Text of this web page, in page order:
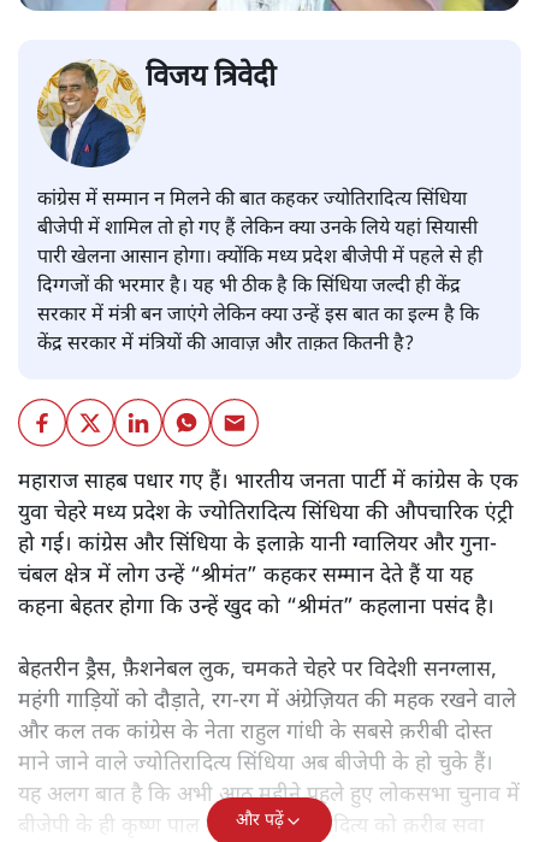
विजय त्रिवेदी
कांग्रेस में सम्मान न मिलने की बात कहकर ज्योतिरादित्य सिंधिया
बीजेपी में शामिल तो हो गए हैं लेकिन क्या उनके लिये यहां सियासी
पारी खेलना आसान होगा। क्योंकि मध्य प्रदेश बीजेपी में पहले से ही
दिग्गजों की भरमार है। यह भी ठीक है कि सिंधिया जल्दी ही केंद्र
सरकार में मंत्री बन जाएंगे लेकिन क्या उन्हें इस बात का इल्म है कि
केंद्र सरकार में मंत्रियों की आवाज़ और ताक़त कितनी है?
महाराज साहब पधार गए हैं। भारतीय जनता पार्टी में कांग्रेस के एक
युवा चेहरे मध्य प्रदेश के ज्योतिरादित्य सिंधिया की औपचारिक एंट्री
हो गई। कांग्रेस और सिंधिया के इलाक़े यानी ग्वालियर और गुना-
चंबल क्षेत्र में लोग उन्हें “श्रीमंत” कहकर सम्मान देते हैं या यह
कहना बेहतर होगा कि उन्हें खुद को “श्रीमंत” कहलाना पसंद है।
बेहतरीन ड्रैस, फ़ैशनेबल लुक, चमकते चेहरे पर विदेशी सनग्लास,
महंगी गाड़ियों को दौड़ाते, रग-रग में अंग्रेज़ियत की महक रखने वाले
और कल तक कांग्रेस के नेता राहुल गांधी के सबसे क़रीबी दोस्त
माने जाने वाले ज्योतिरादित्य सिंधिया अब बीजेपी के हो चुके हैं।
यह अलग बात है कि अभी आठ महीने पहले हुए लोकसभा चुनाव में
बीजेपी के ही कृष्ण पाल यादव ने ज्योतिरादित्य को क़रीब सवा
और पढ़ें